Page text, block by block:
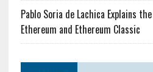
Pablo Soria de Lachica Explains
Ethereum and Ethereum Classic